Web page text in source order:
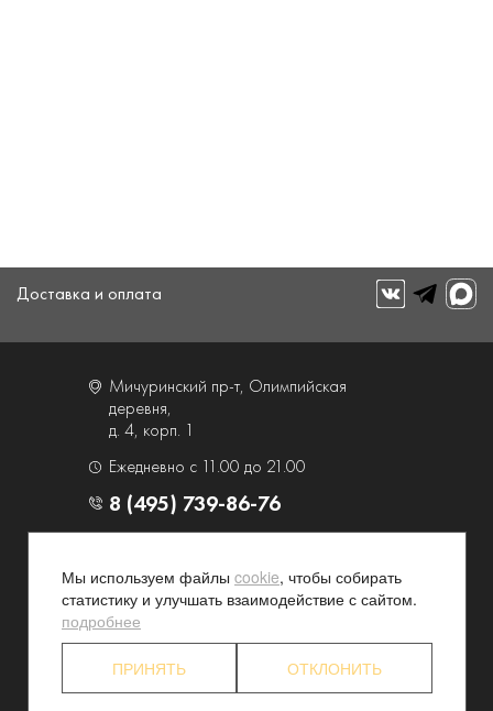
Доставка и оплата
Мичуринский пр-т, Олимпийская
деревня,
д. 4, корп. 1
Ежедневно с 11.00 до 21.00
8 (495) 739-86-76
Контакты и схема проезда
Наши преимущества
Программа лояльности
Партнерские программы
Конфиденциальность
Акционерам
Мы используем файлы cookie, чтобы собирать
статистику и улучшать взаимодействие с сайтом.
подробнее
ПРИНЯТЬ ОТКЛОНИТЬ